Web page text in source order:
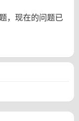
，现在的问题已